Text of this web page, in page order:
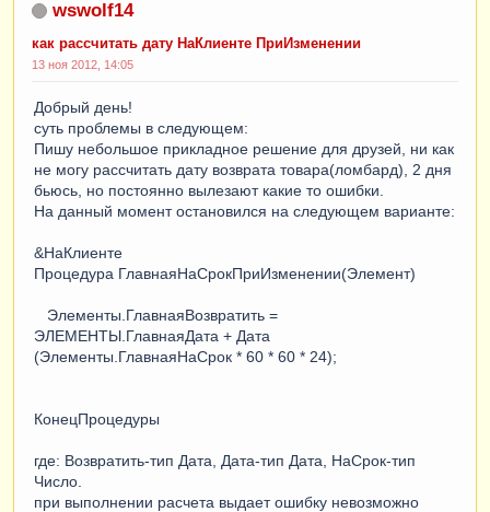
wswolf14
как рассчитать дату НаКлиенте ПриИзменении
13 ноя 2012, 14:05
Добрый день!
суть проблемы в следующем:
Пишу небольшое прикладное решение для друзей, ни как
не могу рассчитать дату возврата товара(ломбард), 2 дня
бьюсь, но постоянно вылезают какие то ошибки.
На данный момент остановился на следующем варианте:
&НаКлиенте
Процедура ГлавнаяНаСрокПриИзменении(Элемент)
Элементы.ГлавнаяВозвратить =
ЭЛЕМЕНТЫ.ГлавнаяДата + Дата
(Элементы.ГлавнаяНаСрок * 60 * 60 * 24);
КонецПроцедуры
где: Возвратить-тип Дата, Дата-тип Дата, НаСрок-тип
Число.
при выполнении расчета выдает ошибку невозможно